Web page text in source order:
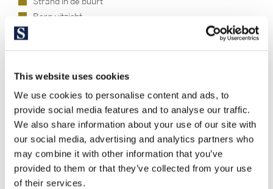
This website uses cookies
We use cookies to personalise content and ads, to
provide social media features and to analyse our traffic.
We also share information about your use of our site with
our social media, advertising and analytics partners who
may combine it with other information that you’ve
provided to them or that they’ve collected from your use
of their services.
Berg uitzicht
In het buitenland
Dit
Levensstijl
Strand